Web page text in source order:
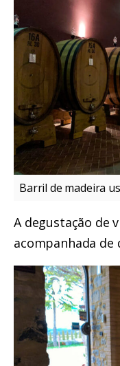
Barril de madeira
A degustação de
acompanhada